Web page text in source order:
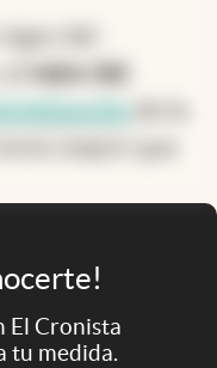
del
valor del
de la
El Cronista
tu medida.